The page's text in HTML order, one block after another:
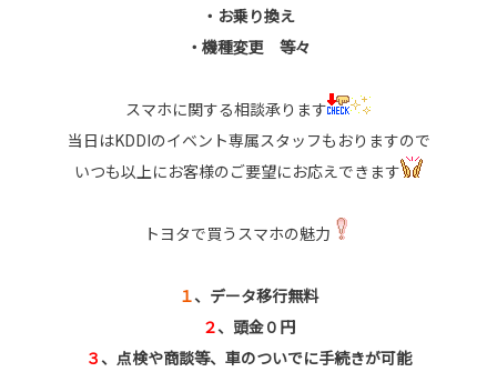
・お乗り換え
・機種変更 等々
スマホに関する相談承ります
当日はKDDIのイベント専属スタッフもおりますので
いつも以上にお客様のご要望にお応えできます
トヨタで買うスマホの魅力
１、データ移行無料
２、頭金０円
３、点検や商談等、車のついでに手続きが可能